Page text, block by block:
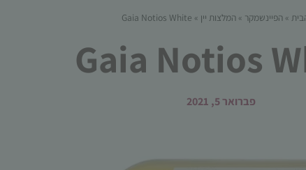
»הפיינשמקר »המלצות יין »
Gaia Notios White
Gaia Notios
פברואר 5, 2021